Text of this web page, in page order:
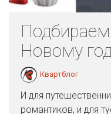
Новому
Квартблог
И для
романтиков, и для